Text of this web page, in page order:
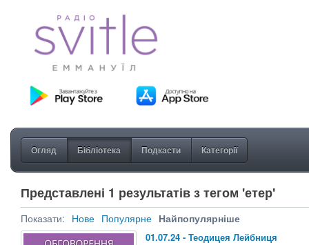
Огляд Бібліотека Подкасти Категорії
Представлені 1 результатів з тегом 'етер'
Показати: Нове Популярне Найпопулярніше
01.07.24 - Теодицея Лейбниця